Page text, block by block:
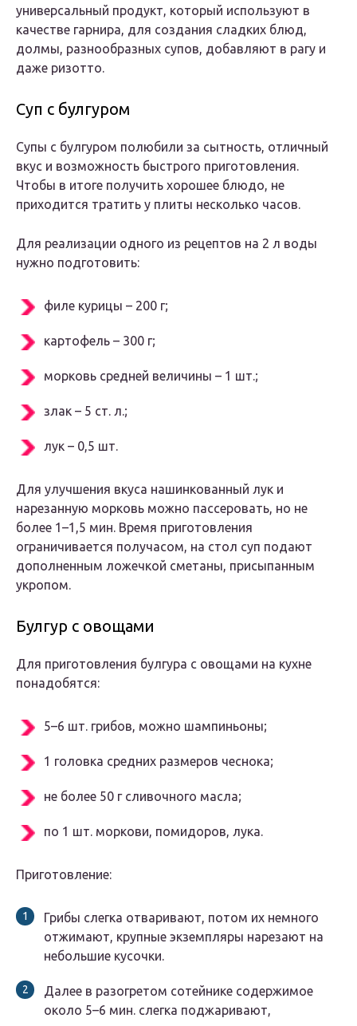
универсальный продукт, который используют в
качестве гарнира, для создания сладких блюд,
долмы, разнообразных супов, добавляют в рагу и
даже ризотто.
Суп с булгуром
Супы с булгуром полюбили за сытность, отличный
вкус и возможность быстрого приготовления.
Чтобы в итоге получить хорошее блюдо, не
приходится тратить у плиты несколько часов.
Для реализации одного из рецептов на 2 л воды
нужно подготовить:
филе курицы – 200 г;
картофель – 300 г;
морковь средней величины – 1 шт.;
злак – 5 ст. л.;
лук – 0,5 шт.
Для улучшения вкуса нашинкованный лук и
нарезанную морковь можно пассеровать, но не
более 1–1,5 мин. Время приготовления
ограничивается получасом, на стол суп подают
дополненным ложечкой сметаны, присыпанным
укропом.
Булгур с овощами
Для приготовления булгура с овощами на кухне
понадобятся:
5–6 шт. грибов, можно шампиньоны;
1 головка средних размеров чеснока;
не более 50 г сливочного масла;
по 1 шт. моркови, помидоров, лука.
Приготовление:
Грибы слегка отваривают, потом их немного
отжимают, крупные экземпляры нарезают на
небольшие кусочки.
Далее в разогретом сотейнике содержимое
около 5–6 мин. слегка поджаривают,